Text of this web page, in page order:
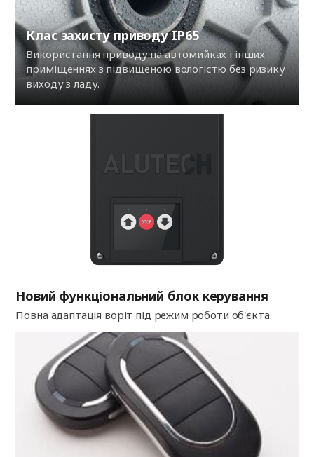
Клас захисту приводу IP65
Використання приводу на автомийках і інших
приміщеннях з підвищеною вологістю без ризику
виходу з ладу.
Новий функціональний блок керування
Повна адаптація воріт під режим роботи об'єкта.